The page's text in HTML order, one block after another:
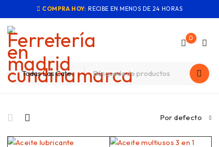
COMPRA HOY: RECIBE EN MENOS DE 24 HORAS
0
Por defecto